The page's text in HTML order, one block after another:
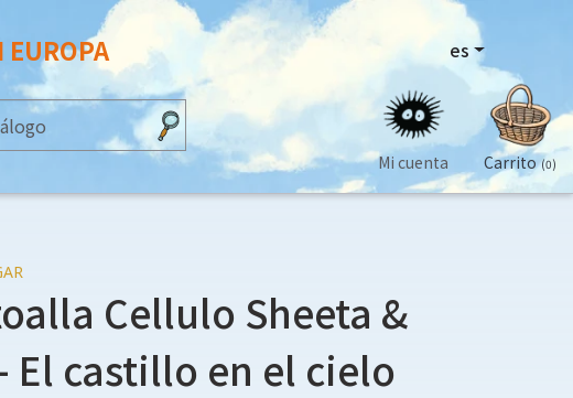
EUROPA es
Mi cuenta Carrito (0)
Cellulo Sheeta &
El castillo en el cielo